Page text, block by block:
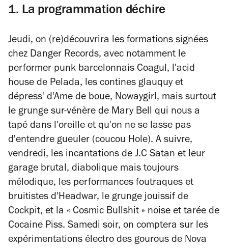
1. La programmation déchire
Jeudi, on (re)découvrira les formations signées
chez Danger Records, avec notamment le
performer punk barcelonnais Coagul, l'acid
house de Pelada, les contines glauquy et
dépress' d'Ame de boue, Nowaygirl, mais surtout
le grunge sur-vénère de Mary Bell qui nous a
tapé dans l'oreille et qu'on ne se lasse pas
d'entendre gueuler (coucou Hole). A suivre,
vendredi, les incantations de J.C Satan et leur
garage brutal, diabolique mais toujours
mélodique, les performances foutraques et
bruitistes d'Headwar, le grunge jouissif de
Cockpit, et la « Cosmic Bullshit » noise et tarée de
Cocaine Piss. Samedi soir, on comptera sur les
expérimentations électro des gourous de Nova